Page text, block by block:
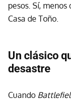
pesos. Sí,
Casa de Toño.
Un clásico
desastre
Cuando